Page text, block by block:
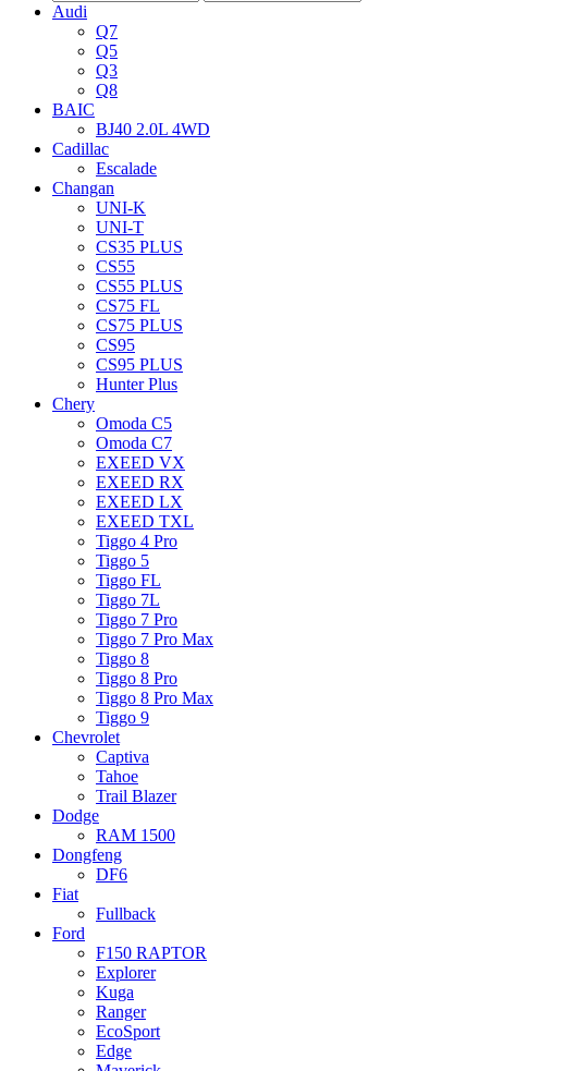
Audi
Q7
Q5
Q3
Q8
BAIC
BJ40 2.0L 4WD
Cadillac
Escalade
Changan
UNI-K
UNI-T
CS35 PLUS
CS55
CS55 PLUS
CS75 FL
CS75 PLUS
CS95
CS95 PLUS
Hunter Plus
Chery
Omoda C5
Omoda C7
EXEED VX
EXEED RX
EXEED LX
EXEED TXL
Tiggo 4 Pro
Tiggo 5
Tiggo FL
Tiggo 7L
Tiggo 7 Pro
Tiggo 7 Pro Max
Tiggo 8
Tiggo 8 Pro
Tiggo 8 Pro Max
Tiggo 9
Chevrolet
Captiva
Tahoe
Trail Blazer
Dodge
RAM 1500
Dongfeng
DF6
Fiat
Fullback
Ford
F150 RAPTOR
Explorer
Kuga
Ranger
EcoSport
Edge